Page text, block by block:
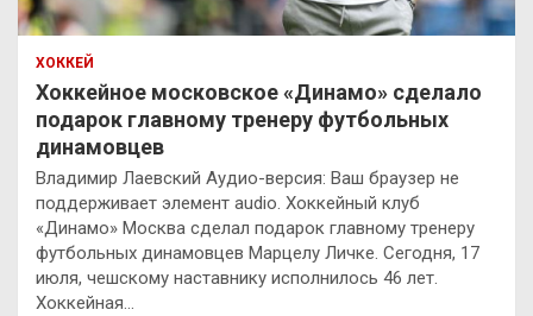
ХОККЕЙ
Хоккейное московское «Динамо» сделало
подарок главному тренеру футбольных
динамовцев
Владимир Лаевский Аудио-версия: Ваш браузер не
поддерживает элемент audio. Хоккейный клуб
«Динамо» Москва сделал подарок главному тренеру
футбольных динамовцев Марцелу Личке. Сегодня, 17
июля, чешскому наставнику исполнилось 46 лет.
Хоккейная…